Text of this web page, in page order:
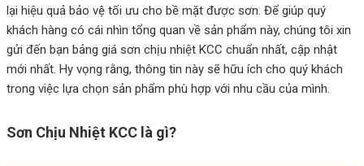
lại hiệu quả bảo vệ tối ưu cho bề mặt được sơn. Để giúp quý
khách hàng có cái nhìn tổng quan về sản phẩm này, chúng tôi xin
gửi đến bạn bảng giá sơn chịu nhiệt KCC chuẩn nhất, cập nhật
mới nhất. Hy vọng rằng, thông tin này sẽ hữu ích cho quý khách
trong việc lựa chọn sản phẩm phù hợp với nhu cầu của mình.
Sơn Chịu Nhiệt KCC là gì?